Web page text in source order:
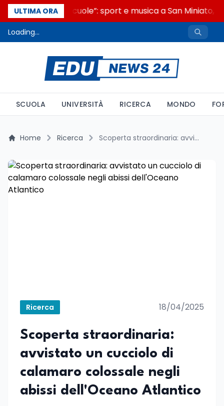
ULTIMA ORA
“Noi siamo le Scuole”: sport e musica a San Miniato,
Loading...
SCUOLA UNIVERSITÀ RICERCA MONDO
Home Ricerca Scoperta straordinaria: avvistato un cucciolo di calamaro colossale negli abissi dell'Oceano Atlantico
Ricerca 18/04/2025
Scoperta straordinaria:
avvistato un cucciolo di
calamaro colossale negli
abissi dell'Oceano Atlantico